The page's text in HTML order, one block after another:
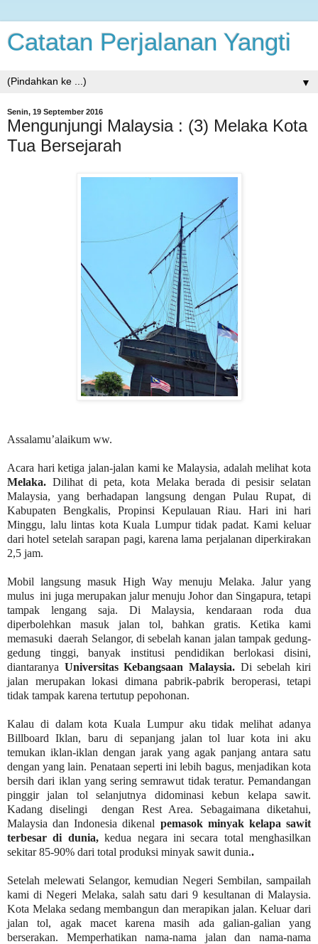
Catatan Perjalanan Yangti
▼
Senin, 19 September 2016
Mengunjungi Malaysia : (3) Melaka Kota
Tua Bersejarah
Assalamu’alaikum ww.
Acara hari ketiga jalan-jalan kami ke Malaysia, adalah melihat kota
Melaka. Dilihat di peta, kota Melaka berada di pesisir selatan
Malaysia, yang berhadapan langsung dengan Pulau Rupat, di
Kabupaten Bengkalis, Propinsi Kepulauan Riau. Hari ini hari
Minggu, lalu lintas kota Kuala Lumpur tidak padat. Kami keluar
dari hotel setelah sarapan pagi, karena lama perjalanan diperkirakan
2,5 jam.
Mobil langsung masuk High Way menuju Melaka. Jalur yang
mulus ini juga merupakan jalur menuju Johor dan Singapura, tetapi
tampak lengang saja. Di Malaysia, kendaraan roda dua
diperbolehkan masuk jalan tol, bahkan gratis. Ketika kami
memasuki daerah Selangor, di sebelah kanan jalan tampak gedung-
gedung tinggi, banyak institusi pendidikan berlokasi disini,
diantaranya Universitas Kebangsaan Malaysia. Di sebelah kiri
jalan merupakan lokasi dimana pabrik-pabrik beroperasi, tetapi
tidak tampak karena tertutup pepohonan.
Kalau di dalam kota Kuala Lumpur aku tidak melihat adanya
Billboard Iklan, baru di sepanjang jalan tol luar kota ini aku
temukan iklan-iklan dengan jarak yang agak panjang antara satu
dengan yang lain. Penataan seperti ini lebih bagus, menjadikan kota
bersih dari iklan yang sering semrawut tidak teratur. Pemandangan
pinggir jalan tol selanjutnya didominasi kebun kelapa sawit.
Kadang diselingi
dengan Rest Area. Sebagaimana diketahui,
Malaysia dan Indonesia dikenal pemasok minyak kelapa sawit
terbesar di dunia,kedua negara ini secara total menghasilkan
sekitar 85-90% dari total produksi minyak sawit dunia..
Setelah melewati Selangor, kemudian Negeri Sembilan, sampailah
kami di Negeri Melaka, salah satu dari 9 kesultanan di Malaysia.
Kota Melaka sedang membangun dan merapikan jalan. Keluar dari
jalan tol, agak macet karena masih ada galian-galian yang
berserakan. Memperhatikan nama-nama jalan dan nama-nama